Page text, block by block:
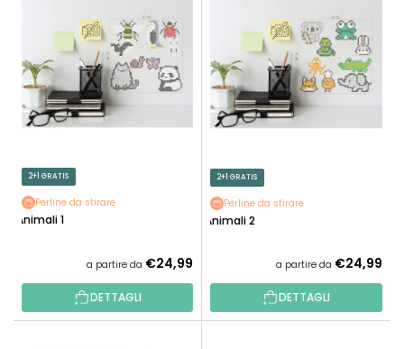
N
O
R
O
D
O
C
O
D
P
R
O
T
I
2+1 GRATIS
Perline da stirare
Animali 1
a partire da €24,99
DETTAGLI
2+1 GRATIS
Perline da stirare
Animali 2
a partire da €24,99
DETTAGLI